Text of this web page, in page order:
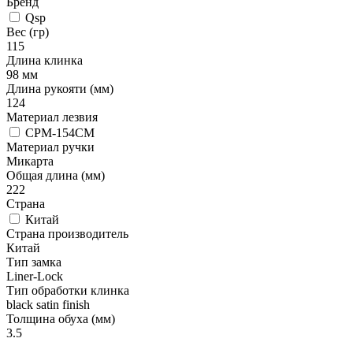
Qsp
Вес (гр)
115
Длина клинка
98 мм
Длина рукояти (мм)
124
Материал лезвия
CPM-154CM
Материал ручки
Микарта
Общая длина (мм)
222
Страна
Китай
Страна производитель
Китай
Тип замка
Liner-Lock
Тип обработки клинка
black satin finish
Толщина обуха (мм)
3.5